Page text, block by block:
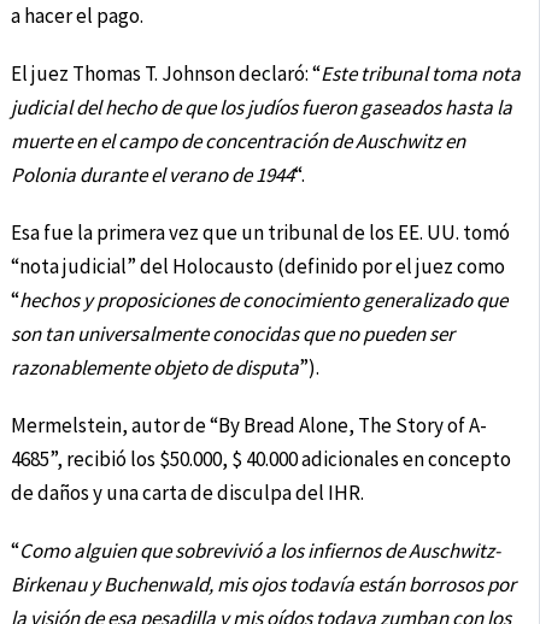
a hacer el pago.
El juez Thomas T. Johnson declaró: “Este tribunal toma nota
judicial del hecho de que los judíos fueron gaseados hasta la
muerte en el campo de concentración de Auschwitz en
Polonia durante el verano de 1944“.
Esa fue la primera vez que un tribunal de los EE. UU. tomó
“nota judicial” del Holocausto (definido por el juez como
“hechos y proposiciones de conocimiento generalizado que
son tan universalmente conocidas que no pueden ser
razonablemente objeto de disputa”).
Mermelstein, autor de “By Bread Alone, The Story of A-
4685”, recibió los $50.000, $ 40.000 adicionales en concepto
de daños y una carta de disculpa del IHR.
“Como alguien que sobrevivió a los infiernos de Auschwitz-
Birkenau y Buchenwald, mis ojos todavía están borrosos por
la visión de esa pesadilla y mis oídos todava zumban con los